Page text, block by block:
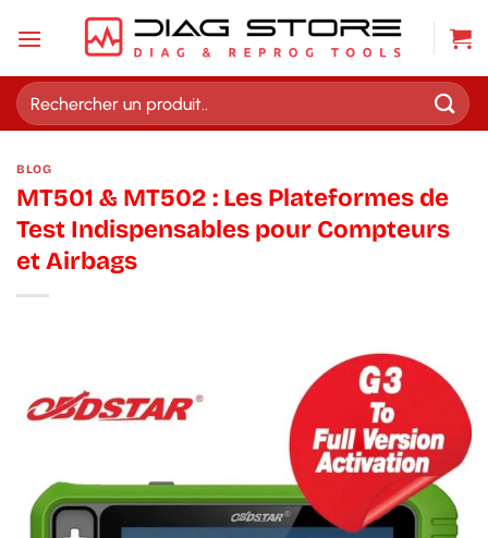
Recherche
pour :
BLOG
MT501 & MT502 : Les Plateformes de
Test Indispensables pour Compteurs
et Airbags